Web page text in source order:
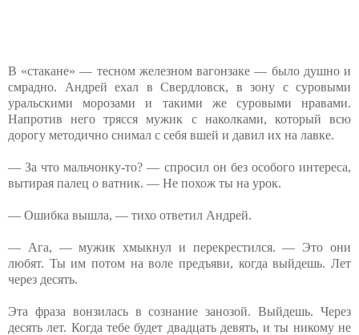
В «стакане» — тесном железном вагонзаке — было душно и
смрадно. Андрей ехал в Свердловск, в зону с суровыми
уральскими морозами и такими же суровыми нравами.
Напротив него трясся мужик с наколками, который всю
дорогу методично снимал с себя вшей и давил их на лавке.
— За что мальчонку-то? — спросил он без особого интереса,
вытирая палец о ватник. — Не похож ты на урок.
— Ошибка вышла, — тихо ответил Андрей.
— Ага, — мужик хмыкнул и перекрестился. — Это они
любят. Ты им потом на воле предъяви, когда выйдешь. Лет
через десять.
Эта фраза вонзилась в сознание занозой. Выйдешь. Через
десять лет. Когда тебе будет двадцать девять, и ты никому не